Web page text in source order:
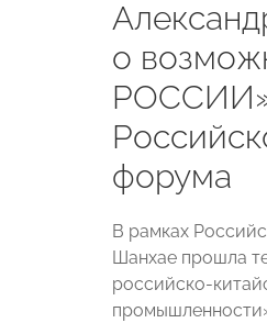
о
РОССИИ»
форума
В рамках
Шанхае прошла
российско-